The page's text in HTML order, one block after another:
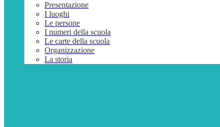
Presentazione
I luoghi
Le persone
I numeri della scuola
Le carte della scuola
Organizzazione
La storia